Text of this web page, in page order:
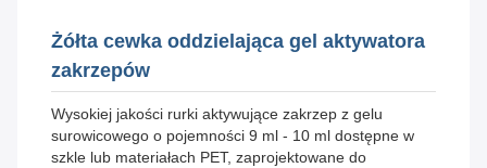
Żółta cewka oddzielająca gel aktywatora
zakrzepów
Wysokiej jakości rurki aktywujące zakrzep z gelu
surowicowego o pojemności 9 ml - 10 ml dostępne w
szkle lub materiałach PET, zaprojektowane do